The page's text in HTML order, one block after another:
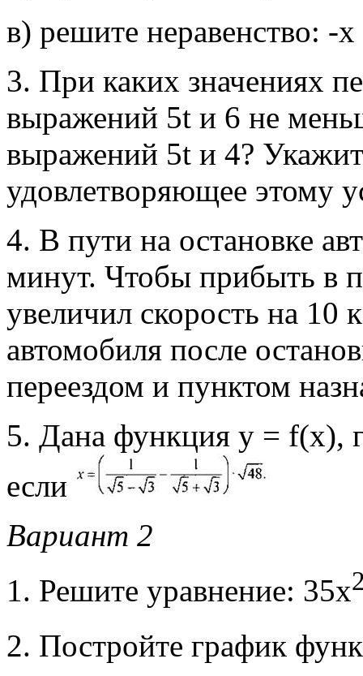
в) решите неравенство: -
3. При каких значениях
выражений 5t и 6 не
выражений 5t и 4?
удовлетворяющее этому
4. В пути на остановке
минут. Чтобы прибыть в
увеличил скорость на 10
автомобиля после
переездом и пунктом
5. Дана функция у = f(х),
если
Вариант 2
1. Решите уравнение: 35х
2. Постройте график